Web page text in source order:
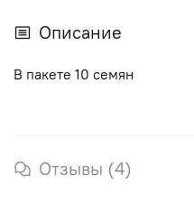
Описание
В пакете 10 семян
Отзывы (4)